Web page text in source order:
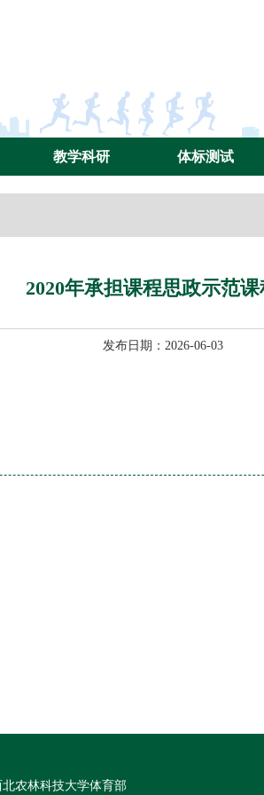
教学科研 体标测试
2020年承担课程思政示范课
发布日期：2026-06-03
农林科技大学体育部